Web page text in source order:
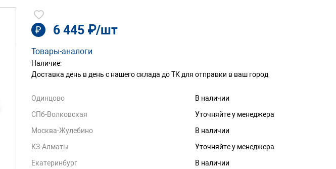
₽ 6 445 ₽/шт
Товары-аналоги
Наличие:
Доставка день в день с нашего склада до ТК для отправки в ваш город
Одинцово
В наличии
СПб-Волковская
Уточняйте у менеджера
Москва-Жулебино
В наличии
КЗ-Алматы
Уточняйте у менеджера
Екатеринбург
В наличии